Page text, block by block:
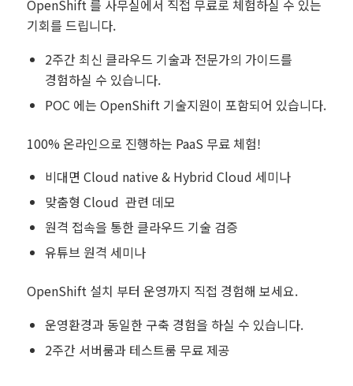
OpenShift 를 사무실에서 직접 무료로 체험하실 수 있는
기회를 드립니다.
2주간 최신 클라우드 기술과 전문가의 가이드를
경험하실 수 있습니다.
POC 에는 OpenShift 기술지원이 포함되어 있습니다.
100% 온라인으로 진행하는 PaaS 무료 체험!
비대면 Cloud native & Hybrid Cloud 세미나
맞춤형 Cloud 관련 데모
원격 접속을 통한 클라우드 기술 검증
유튜브 원격 세미나
OpenShift 설치 부터 운영까지 직접 경험해 보세요.
운영환경과 동일한 구축 경험을 하실 수 있습니다.
2주간 서버룸과 테스트룸 무료 제공